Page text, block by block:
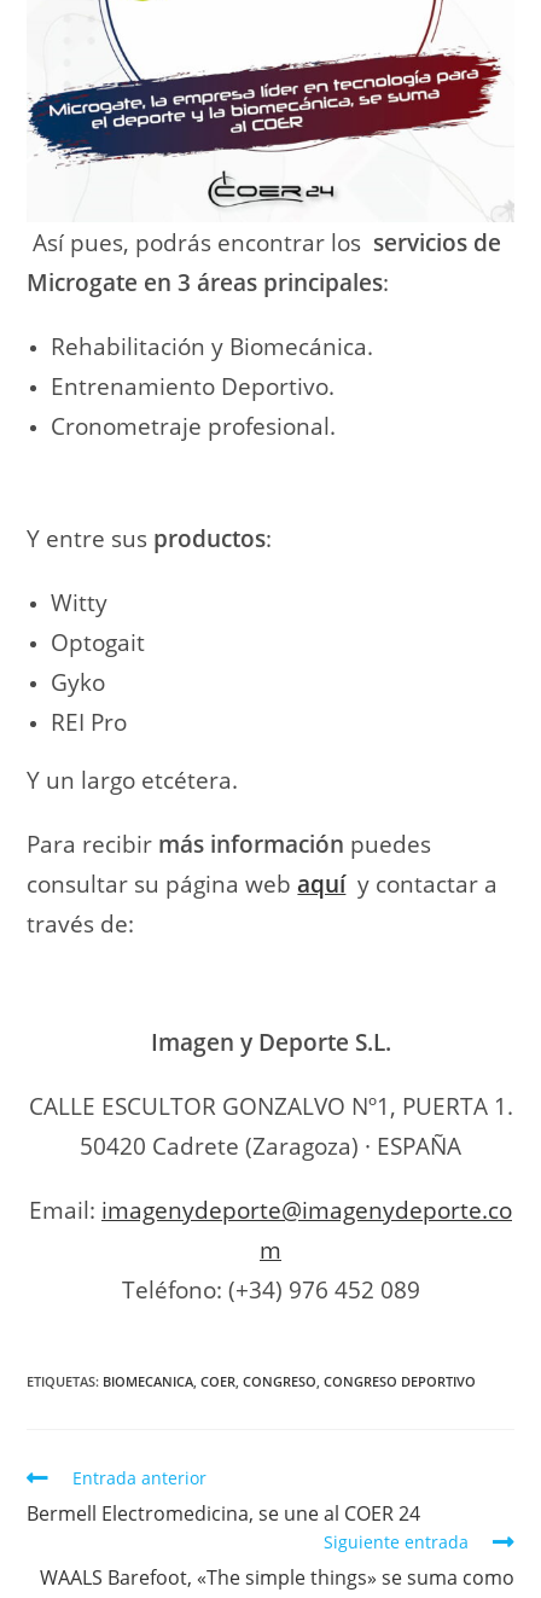
Así pues, podrás encontrar los servicios de
Microgate en 3 áreas principales:
Rehabilitación y Biomecánica.
Entrenamiento Deportivo.
Cronometraje profesional.
Y entre sus productos:
Witty
Optogait
Gyko
REI Pro
Y un largo etcétera.
Para recibir más información puedes
consultar su página webaquíy contactar a
través de:
Imagen y Deporte S.L.
CALLE ESCULTOR GONZALVO Nº1, PUERTA 1.
50420 Cadrete (Zaragoza) · ESPAÑA
Email: imagenydeporte@imagenydeporte.co
m
Teléfono: (+34) 976 452 089
ETIQUETAS: BIOMECANICA COER CONGRESO CONGRESO DEPORTIVO
Entrada anterior
Bermell Electromedicina, se une al COER 24
Siguiente entrada
WAALS Barefoot, «The simple things» se suma como